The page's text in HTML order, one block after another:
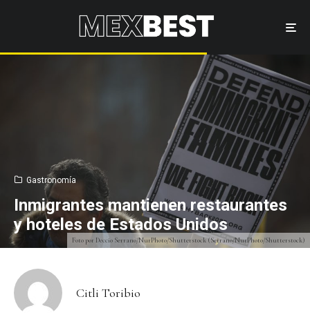
Foto por Deccio Serrano/NurPhoto/Shutterstock (Serrano/NurPhoto/Shutterstock)
Gastronomía
Inmigrantes mantienen restaurantes
y hoteles de Estados Unidos
Citli Toribio